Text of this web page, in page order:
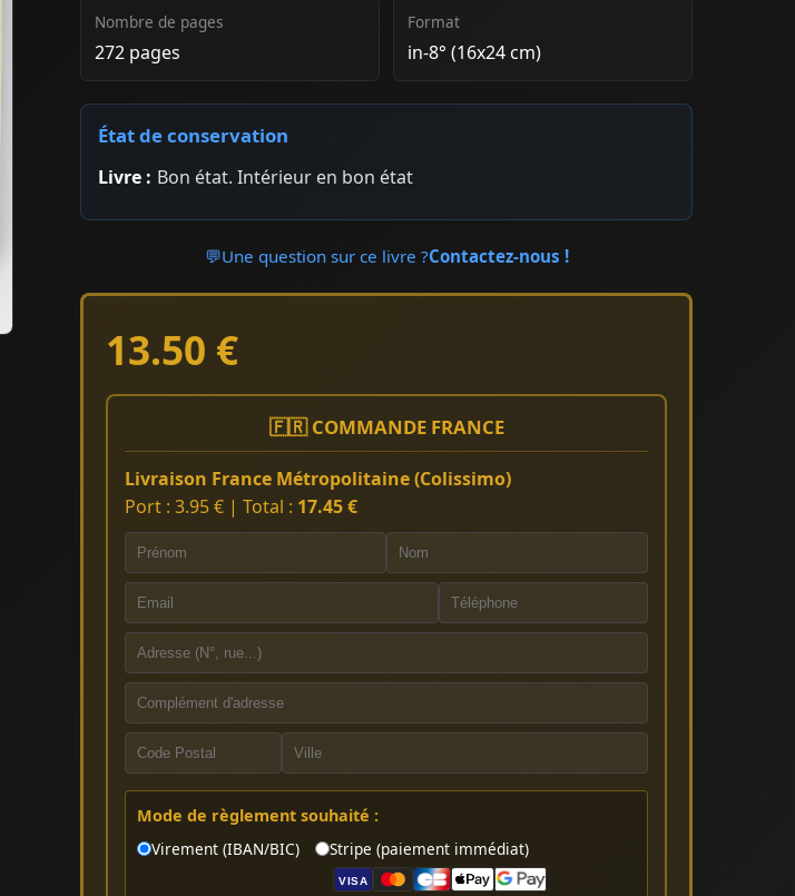
Nombre de pages
272 pages
Format
in-8° (16x24 cm)
État de conservation
Livre : Bon état. Intérieur en bon état
💬Une question sur ce livre ?Contactez-nous !
13.50 €
🇫🇷 COMMANDE FRANCE
Livraison France Métropolitaine (Colissimo)
Port : 3.95 € | Total : 17.45 €
Mode de règlement souhaité :
Virement (IBAN/BIC)
Stripe (paiement immédiat)
VISA